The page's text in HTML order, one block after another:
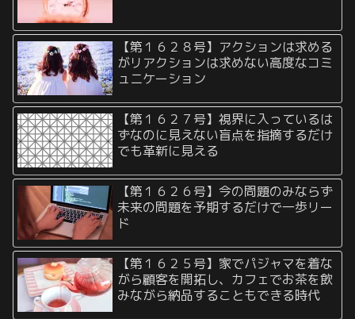
【第１６２８号】アクションは求める
がリアクションは求めない高度なコミ
ュニケーション
【第１６２７号】視界に入っているは
ずなのに見えない盲点を指摘するだけ
でも革新に見える
【第１６２６号】今の問題のみならず
未来の問題を予期するだけで一歩リー
ド
【第１６２５号】家でパジャマを着な
がら顧客を開拓し、カフェでお茶を飲
みながら納品することもできる時代